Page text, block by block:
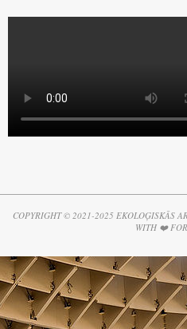
COPYRIGHT © 2021-2025 EKOLOĢISKĀS
WITH ❤️